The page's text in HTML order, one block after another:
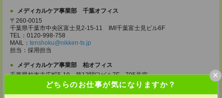
どちらのお仕事が気になりますか？
×
メディカルケア事業部 千葉オフィス
〒260-0015
千葉県千葉市中央区富士見2-15-11 IMI千葉富士見ビル6F
TEL：0120-998-758
MAIL： tenshoku@nikken-ts.jp
担当：採用担当
メディカルケア事業部 柏オフィス
千葉県柏市末広町5-19 第12関口ビル7F 705号室
TEL：0120-935-218
tenshoku@nikken-ts.jp